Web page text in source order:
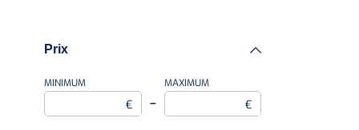
Lampes stylos
Porte-spatules
Prix
MINIMUM
€ –
MAXIMUM
€